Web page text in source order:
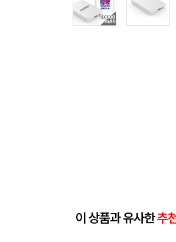
이 상품과 유사한추